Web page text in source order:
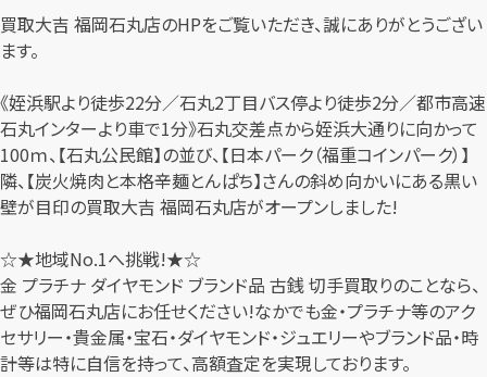
買取大吉 福岡石丸店のHPをご覧いただき、誠にありがとうござい
ます。
《姪浜駅より徒歩22分／石丸2丁目バス停より徒歩2分／都市高速
石丸インターより車で1分》石丸交差点から姪浜大通りに向かって
100ｍ、【石丸公民館】の並び、【日本パーク（福重コインパーク）】
隣、【炭火焼肉と本格辛麺とんぱち】さんの斜め向かいにある黒い
壁が目印の買取大吉 福岡石丸店がオープンしました!
☆★地域No.1へ挑戦!★☆
金 プラチナ ダイヤモンド ブランド品 古銭 切手買取りのことなら、
ぜひ福岡石丸店にお任せください!なかでも金・プラチナ等のアク
セサリー・貴金属・宝石・ダイヤモンド・ジュエリーやブランド品・時
計等は特に自信を持って、高額査定を実現しております。